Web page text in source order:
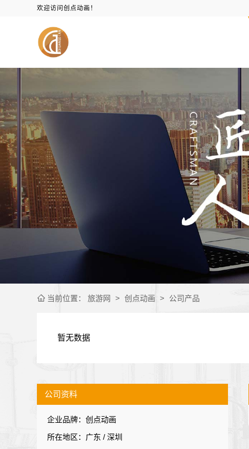
欢迎访问创点动画！
当前位置： 旅游网 > 创点动画 > 公司产品
暂无数据
公司资料
企业品牌：创点动画
所在地区：广东 / 深圳